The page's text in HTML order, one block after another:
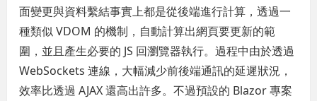
面變更與資料繫結事實上都是從後端進行計算，透過一
種類似 VDOM 的機制，自動計算出網頁要更新的範
圍，並且產生必要的 JS 回瀏覽器執行。過程中由於透過
WebSockets 連線，大幅減少前後端通訊的延遲狀況，
效率比透過 AJAX 還高出許多。不過預設的 Blazor 專案